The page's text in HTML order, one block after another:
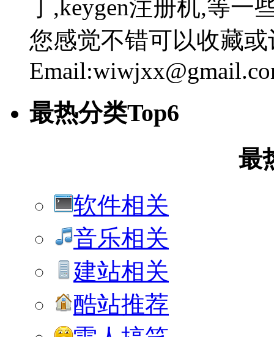
丁,keygen注册机,等一
您感觉不错可以收藏
最热分类Top6
最
软件相关
音乐相关
建站相关
酷站推荐